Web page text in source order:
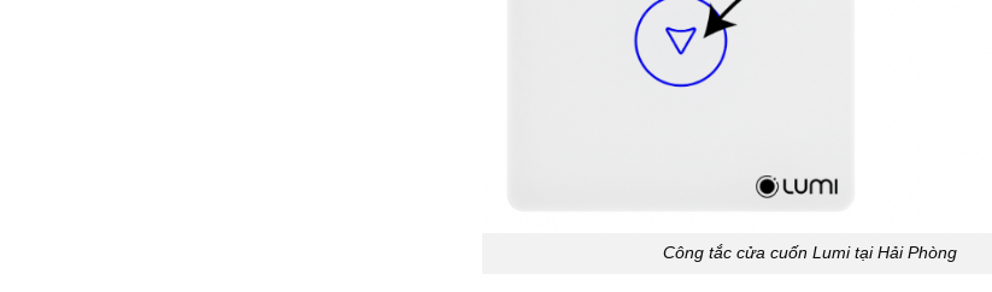
Công tắc cửa cuốn Lumi tại Hải Phòng